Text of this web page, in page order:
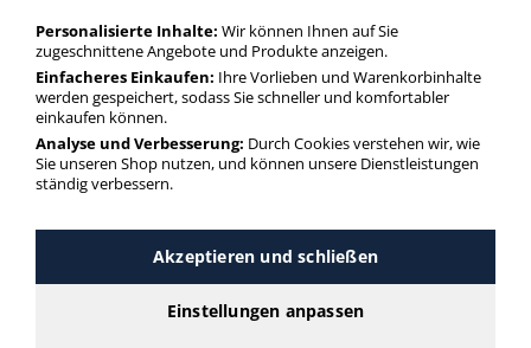
unserer Filter-Funktion.
Ordner A4 Pappe minzgrün
mehr Infos zur Kategorie
Personalisierte Inhalte: Wir können Ihnen auf Sie
zugeschnittene Angebote und Produkte anzeigen.
Einfacheres Einkaufen: Ihre Vorlieben und Warenkorbinhalte
werden gespeichert, sodass Sie schneller und komfortabler
einkaufen können.
Analyse und Verbesserung: Durch Cookies verstehen wir, wie
Sie unseren Shop nutzen, und können unsere Dienstleistungen
ständig verbessern.
Akzeptieren und schließen
Einstellungen anpassen